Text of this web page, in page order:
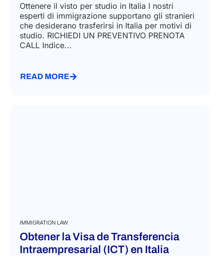
Ottenere il visto per studio in Italia​ I nostri
esperti di immigrazione supportano gli stranieri
che desiderano trasferirsi in Italia per motivi di
studio. RICHIEDI UN PREVENTIVO PRENOTA
CALL Indice...
READ MORE
IMMIGRATION LAW
Obtener la Visa de Transferencia
Intraempresarial (ICT) en Italia